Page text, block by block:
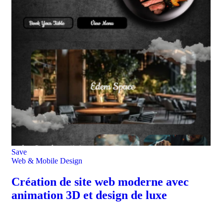
Save
Web & Mobile Design
Création de site web moderne avec
animation 3D et design de luxe